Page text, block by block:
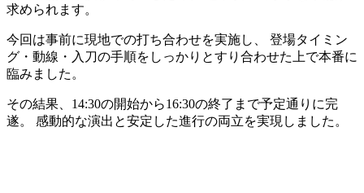
求められます。
今回は事前に現地での打ち合わせを実施し、 登場タイミン
グ・動線・入刀の手順をしっかりとすり合わせた上で本番に
臨みました。
その結果、14:30の開始から16:30の終了まで予定通りに完
遂。 感動的な演出と安定した進行の両立を実現しました。